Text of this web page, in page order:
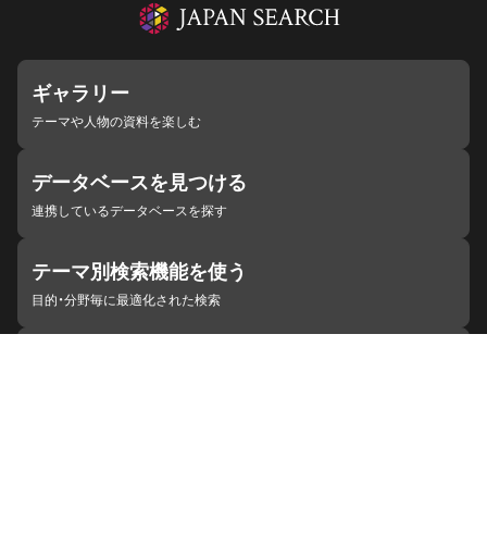
ギャラリー
テーマや人物の資料を楽しむ
データベースを見つける
連携しているデータベースを探す
テーマ別検索機能を使う
目的・分野毎に最適化された検索